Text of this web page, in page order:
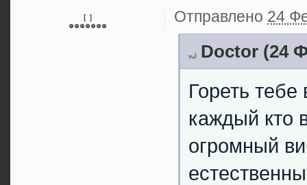
[ ] Отправлено 24
Doctor (24
Гореть
каждый кто
огромный